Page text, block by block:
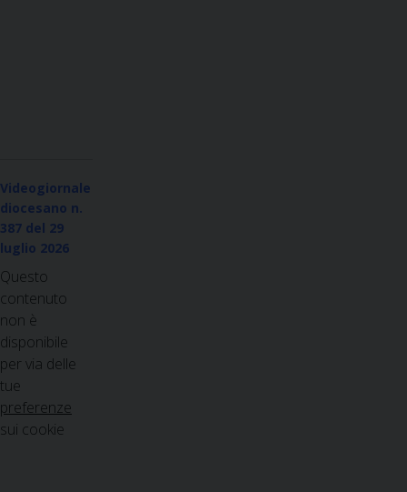
Videogiornale
diocesano n.
387 del 29
luglio 2026
Questo
contenuto
non è
disponibile
per via delle
tue
preferenze
sui cookie